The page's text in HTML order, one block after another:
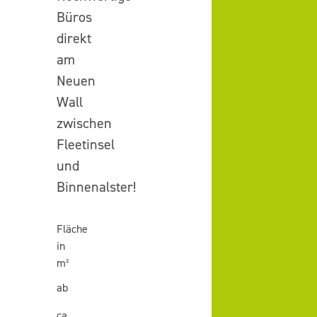
Büros
direkt
am
Neuen
Wall
zwischen
Fleetinsel
und
Binnenalster!
Fläche
in
m²
ab